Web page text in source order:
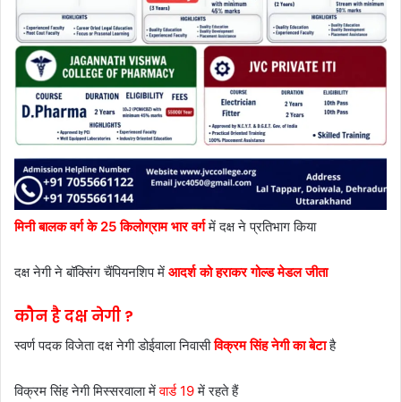
मिनी बालक वर्ग के 25 किलोग्राम भार वर्ग में दक्ष ने प्रतिभाग किया
दक्ष नेगी ने बॉक्सिंग चैंपियनशिप में आदर्श को हराकर गोल्ड मेडल जीता
कौन है दक्ष नेगी ?
स्वर्ण पदक विजेता दक्ष नेगी डोईवाला निवासीविक्रम सिंह नेगी का बेटाहै
विक्रम सिंह नेगी मिस्सरवाला मेंवार्ड 19में रहते हैं